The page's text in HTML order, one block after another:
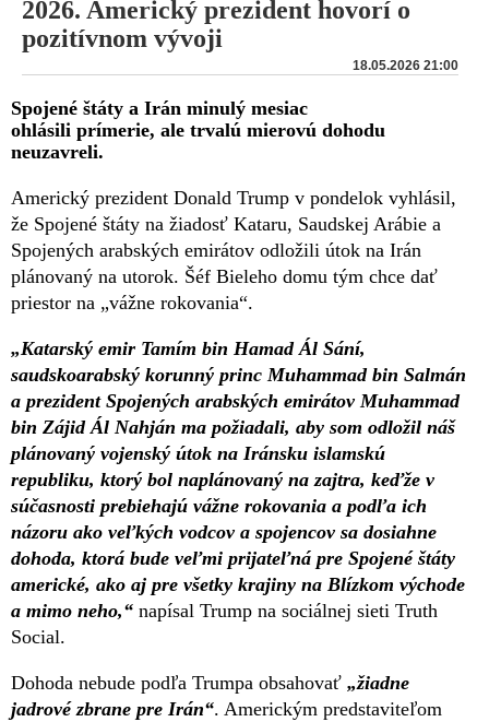
2026. Americký prezident hovorí o
pozitívnom vývoji
18.05.2026 21:00
Spojené štáty a Irán minulý mesiac
ohlásili prímerie, ale trvalú mierovú dohodu
neuzavreli.
Americký prezident Donald Trump v pondelok vyhlásil,
že Spojené štáty na žiadosť Kataru, Saudskej Arábie a
Spojených arabských emirátov odložili útok na Irán
plánovaný na utorok. Šéf Bieleho domu tým chce dať
priestor na „vážne rokovania“.
„Katarský emir Tamím bin Hamad Ál Sání,
saudskoarabský korunný princ Muhammad bin Salmán
a prezident Spojených arabských emirátov Muhammad
bin Zájid Ál Nahján ma požiadali, aby som odložil náš
plánovaný vojenský útok na Iránsku islamskú
republiku, ktorý bol naplánovaný na zajtra, keďže v
súčasnosti prebiehajú vážne rokovania a podľa ich
názoru ako veľkých vodcov a spojencov sa dosiahne
dohoda, ktorá bude veľmi prijateľná pre Spojené štáty
americké, ako aj pre všetky krajiny na Blízkom východe
a mimo neho,“ napísal Trump na sociálnej sieti Truth
Social.
Dohoda nebude podľa Trumpa obsahovať „žiadne
jadrové zbrane pre Irán“. Americkým predstaviteľom